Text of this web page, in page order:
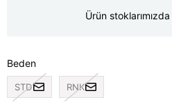
Ürün stoklarımızda
Beden
STD RNK